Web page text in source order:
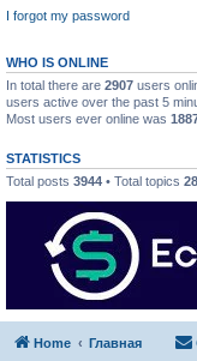
I forgot my password
WHO IS ONLINE
In total there are 2907 users
users active over the past 5
Most users ever online was
STATISTICS
Total posts 3944 • Total topics
Home Главная